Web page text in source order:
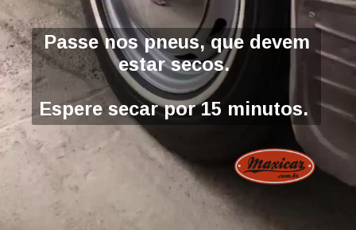
Passe nos pneus, que devem
estar secos.
Espere secar por 15 minutos.